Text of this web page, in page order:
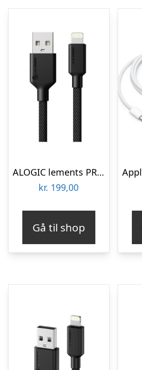
ALOGIC lements PRO USB-A to Lightning Cable – 2m
kr. 199,00
Gå til shop